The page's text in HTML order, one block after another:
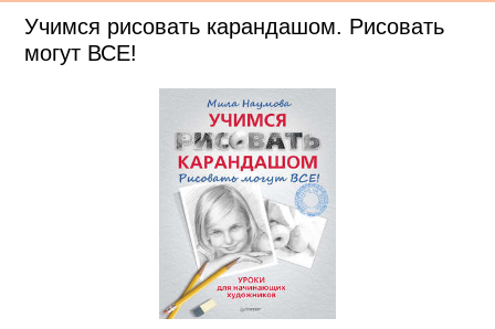
Учимся рисовать карандашом. Рисовать
могут ВСЕ!